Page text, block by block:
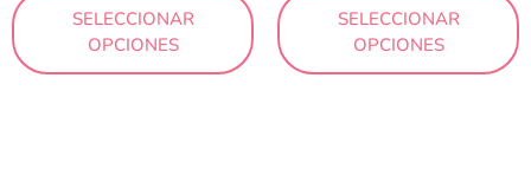
SELECCIONAR
OPCIONES
SELECCIONAR
OPCIONES